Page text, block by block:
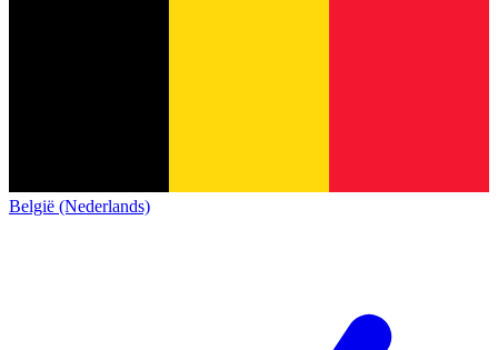
België (Nederlands)